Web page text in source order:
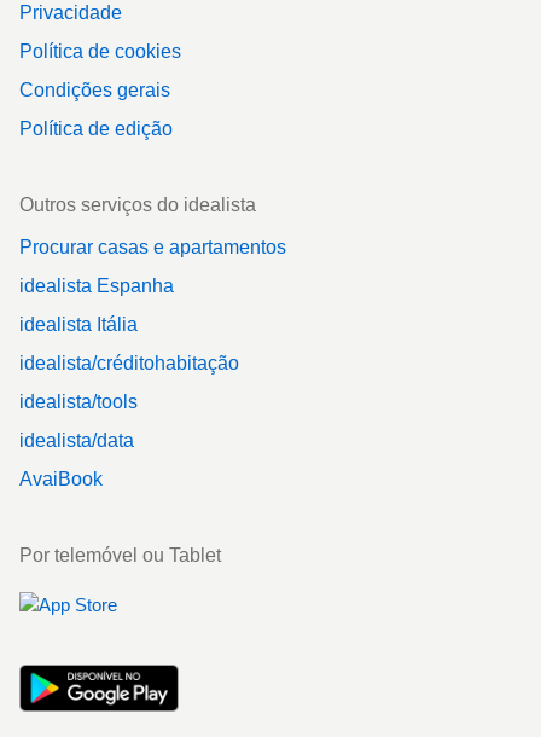
Privacidade
Política de cookies
Condições gerais
Política de edição
Outros serviços do idealista
Procurar casas e apartamentos
idealista Espanha
idealista Itália
idealista/créditohabitação
idealista/tools
idealista/data
AvaiBook
Por telemóvel ou Tablet